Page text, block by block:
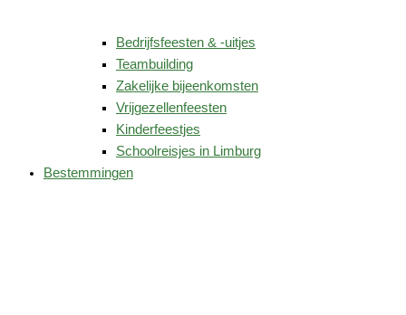
Bedrijfsfeesten & -uitjes
Teambuilding
Zakelijke bijeenkomsten
Vrijgezellenfeesten
Kinderfeestjes
Schoolreisjes in Limburg
Bestemmingen